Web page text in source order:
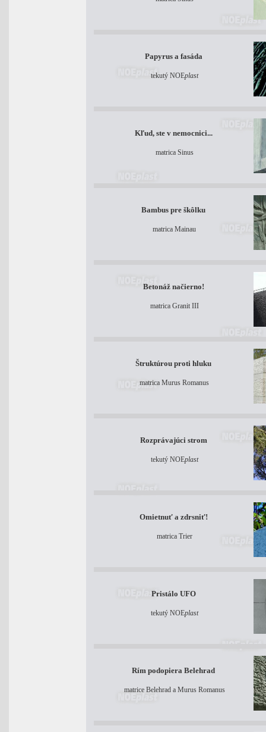
Papyrus a fasáda
tekutý NOEplast
Kľud, ste v nemocnici...
matrica Sinus
Bambus pre škôlku
matrica Mainau
Betonáž načierno!
matrica Granit III
Štruktúrou proti hluku
matrica Murus Romanus
Rozprávajúci strom
tekutý NOEplast
Omietnuť a zdrsniť!
matrica Trier
Pristálo UFO
tekutý NOEplast
Rím podopiera Belehrad
matrice Belehrad a Murus Romanus